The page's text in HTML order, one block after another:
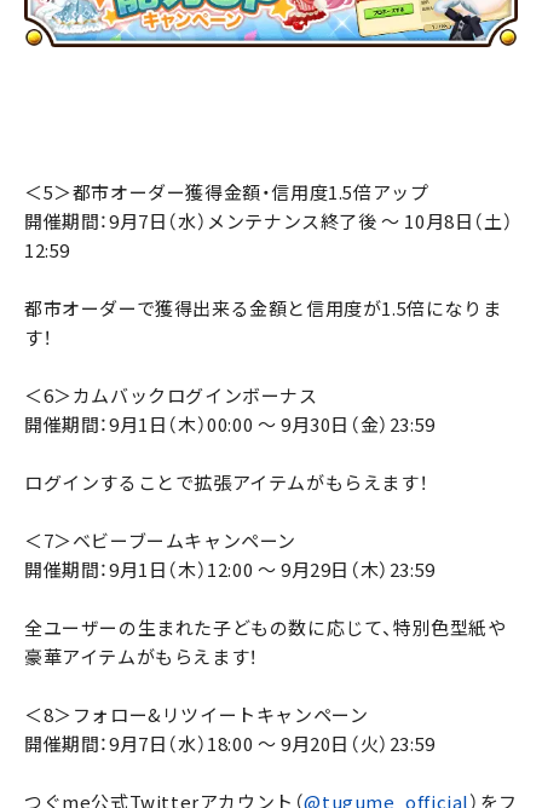
＜5＞都市オーダー獲得金額・信用度1.5倍アップ
開催期間：9月7日（水）メンテナンス終了後 ～ 10月8日（土）
12:59
都市オーダーで獲得出来る金額と信用度が1.5倍になりま
す！
＜6＞カムバックログインボーナス
開催期間：9月1日（木）00:00 ～ 9月30日（金）23:59
ログインすることで拡張アイテムがもらえます！
＜7＞ベビーブームキャンペーン
開催期間：9月1日（木）12:00 ～ 9月29日（木）23:59
全ユーザーの生まれた子どもの数に応じて、特別色型紙や
豪華アイテムがもらえます！
＜8＞フォロー&リツイートキャンペーン
開催期間：9月7日（水）18:00 ～ 9月20日（火）23:59
つぐme公式Twitterアカウント（@tugume_official）をフ